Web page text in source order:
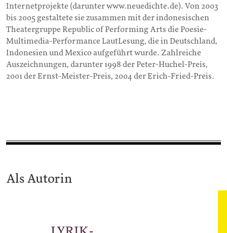
Internetprojekte (darunter www.neuedichte.de). Von 2003
bis 2005 gestaltete sie zusammen mit der indonesischen
Theatergruppe Republic of Performing Arts die Poesie-
Multimedia-Performance LautLesung, die in Deutschland,
Indonesien und Mexico aufgeführt wurde. Zahlreiche
Auszeichnungen, darunter 1998 der Peter-Huchel-Preis,
2001 der Ernst-Meister-Preis, 2004 der Erich-Fried-Preis.
Als Autorin